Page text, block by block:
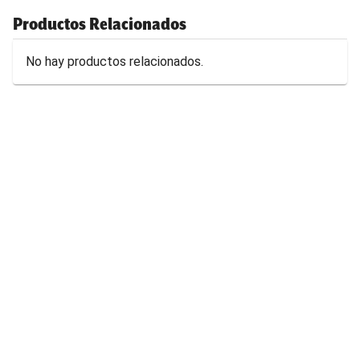
Productos Relacionados
No hay productos relacionados.